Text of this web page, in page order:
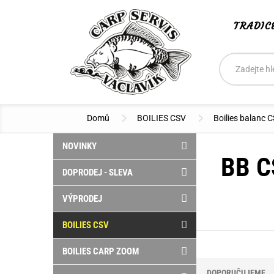
Vyhledávání
Hledat
Domů BOILIES CSV Boilies balanc
BB
NOVINKY
DOPRODEJ - SLEVA
VÝPRODEJ
BOILIES CSV
BOILIES CARP ZOOM